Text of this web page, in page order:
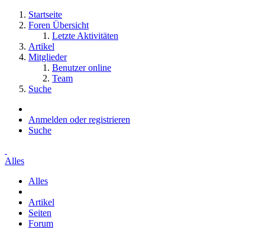
Startseite
Foren Übersicht
Letzte Aktivitäten
Artikel
Mitglieder
Benutzer online
Team
Suche
Anmelden oder registrieren
Suche
Alles
Alles
Artikel
Seiten
Forum